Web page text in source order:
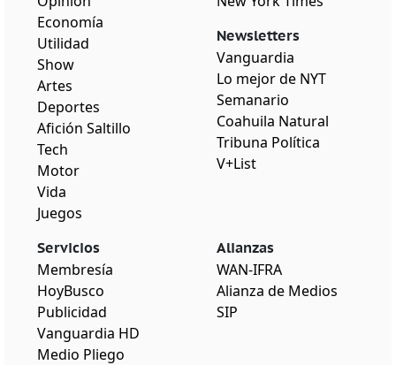
Economía
Utilidad
Show
Artes
Deportes
Afición Saltillo
Tech
Motor
Vida
Juegos
Newsletters
Vanguardia
Lo mejor de NYT
Semanario
Coahuila Natural
Tribuna Política
V+List
Servicios
Membresía
HoyBusco
Publicidad
Vanguardia HD
Medio Pliego
Alianzas
WAN-IFRA
Alianza de Medios
SIP